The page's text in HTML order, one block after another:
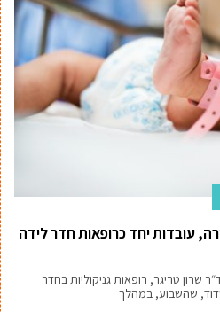
עובדות יחד כרופאות חדר לידה
שרון טריגר, רופאות גניקוליות בחדר
שהשבוע, במהלך